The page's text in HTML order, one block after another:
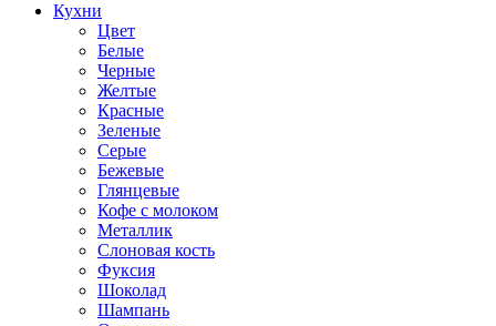
Кухни
Цвет
Белые
Черные
Желтые
Красные
Зеленые
Серые
Бежевые
Глянцевые
Кофе с молоком
Металлик
Слоновая кость
Фуксия
Шоколад
Шампань